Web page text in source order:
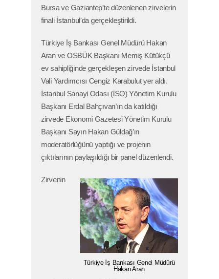
Bursa ve Gaziantep’te düzenlenen zirvelerin
finali İstanbul’da gerçekleştirildi.
Türkiye İş Bankası Genel Müdürü Hakan
Aran ve OSBÜK Başkanı Memiş Kütükçü
ev sahipliğinde gerçekleşen zirvede İstanbul
Vali Yardımcısı Cengiz Karabulut yer aldı.
İstanbul Sanayi Odası (İSO) Yönetim Kurulu
Başkanı Erdal Bahçıvan’ın da katıldığı
zirvede Ekonomi Gazetesi Yönetim Kurulu
Başkanı Sayın Hakan Güldağ’ın
moderatörlüğünü yaptığı ve projenin
çıktılarının paylaşıldığı bir panel düzenlendi.
Türkiye İş Bankası Genel Müdürü
Hakan Aran
Zirvenin